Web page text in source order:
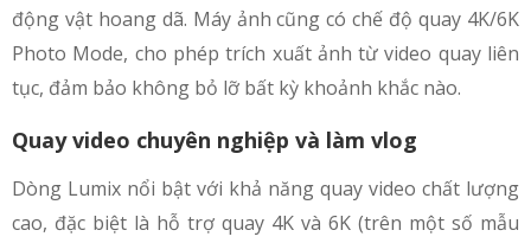
động vật hoang dã. Máy ảnh cũng có chế độ quay 4K/6K
Photo Mode, cho phép trích xuất ảnh từ video quay liên
tục, đảm bảo không bỏ lỡ bất kỳ khoảnh khắc nào.
Quay video chuyên nghiệp và làm vlog
Dòng Lumix nổi bật với khả năng quay video chất lượng
cao, đặc biệt là hỗ trợ quay 4K và 6K (trên một số mẫu